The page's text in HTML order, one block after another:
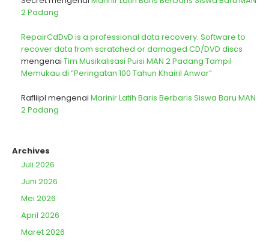
2 Padang
RepairCdDvD is a professional data recovery. Software to
recover data from scratched or damaged CD/DVD discs
mengenai Tim Musikalisasi Puisi MAN 2 Padang Tampil
Memukau di “Peringatan 100 Tahun Khairil Anwar”
Rafliipl mengenai Marinir Latih Baris Berbaris Siswa Baru MAN
2 Padang
Archives
Juli 2026
Juni 2026
Mei 2026
April 2026
Maret 2026